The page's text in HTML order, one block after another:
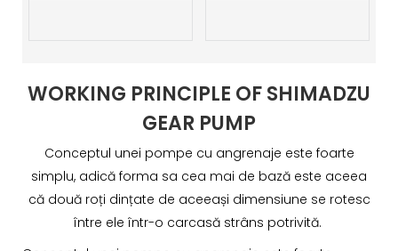
WORKING PRINCIPLE OF SHIMADZU
GEAR PUMP
Conceptul unei pompe cu angrenaje este foarte
simplu, adică forma sa cea mai de bază este aceea
că două roți dințate de aceeași dimensiune se rotesc
între ele într-o carcasă strâns potrivită.